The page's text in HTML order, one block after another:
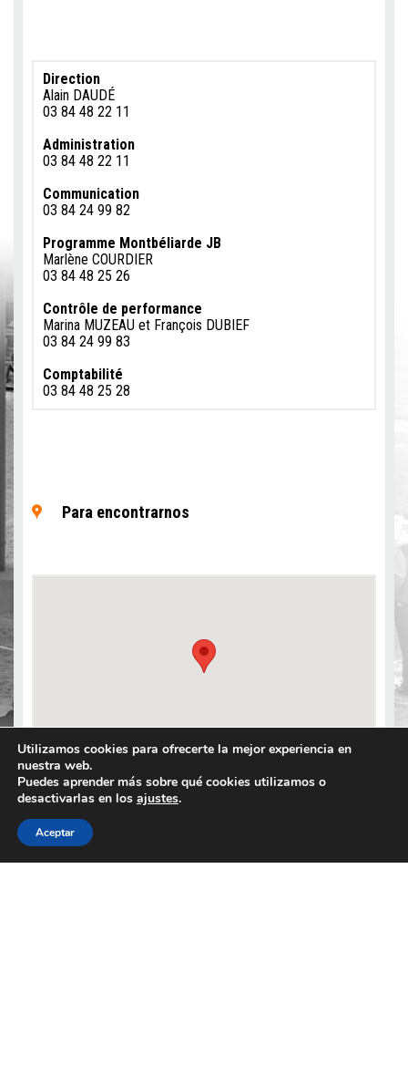
Direction
Alain DAUDÉ
03 84 48 22 11
Administration
03 84 48 22 11
Communication
03 84 24 99 82
Programme Montbéliarde JB
Marlène COURDIER
03 84 48 25 26
Contrôle de performance
Marina MUZEAU et François DUBIEF
03 84 24 99 83
Comptabilité
03 84 48 25 28
Para encontrarnos
Utilizamos cookies para ofrecerte la mejor experiencia en
nuestra web.
Puedes aprender más sobre qué cookies utilizamos o
desactivarlas en los ajustes.
Aceptar